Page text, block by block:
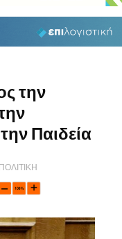
την
Παιδεία
ΠΟΛΙΤΙΚΗ